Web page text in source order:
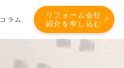
コラム
リフォーム会社
紹介を申し込む